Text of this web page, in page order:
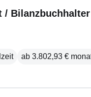
/
ab 3.802,93 €